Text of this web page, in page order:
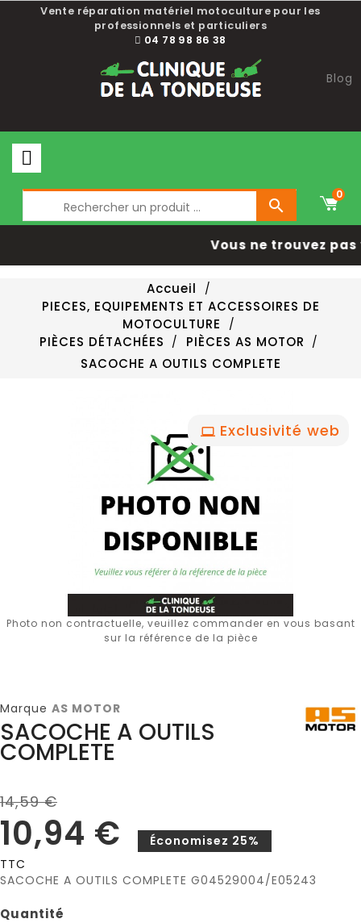
Vente réparation matériel motoculture pour les
professionnels et particuliers
04 78 98 86 38
Blog

0
Vous ne trouvez
Accueil
PIECES, EQUIPEMENTS ET ACCESSOIRES DE
MOTOCULTURE
PIÈCES DÉTACHÉES
PIÈCES AS MOTOR
SACOCHE A OUTILS COMPLETE
Exclusivité web
Photo non contractuelle, veuillez commander en vous basant
sur la référence de la pièce
Marque AS MOTOR
SACOCHE A OUTILS
COMPLETE
14,59 €
10,94 €
Économisez 25%
TTC
SACOCHE A OUTILS COMPLETE G04529004/E05243
Quantité